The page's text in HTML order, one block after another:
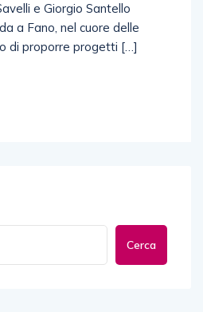
e Giorgio Santello
a Fano, nel cuore delle
di proporre progetti […]
Cerca